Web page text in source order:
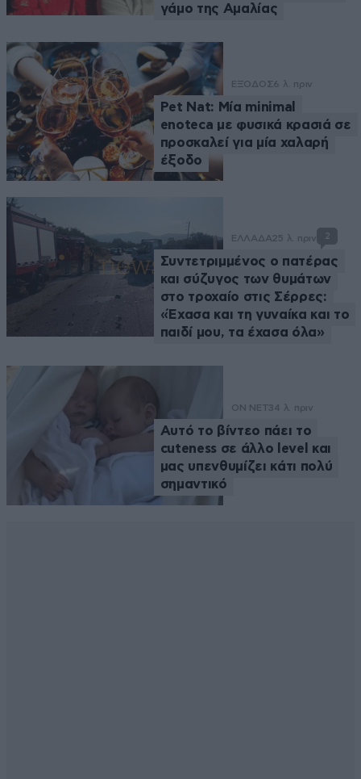
γάμο της Αμαλίας
ΕΞΟΔΟΣ6 λ. πριν
Pet Nat: Μία minimal
enoteca με φυσικά κρασιά σε
προσκαλεί για μία χαλαρή
έξοδο
ΕΛΛΑΔΑ25 λ. πριν 2
Συντετριμμένος ο πατέρας
και σύζυγος των θυμάτων
στο τροχαίο στις Σέρρες:
«Έχασα και τη γυναίκα και το
παιδί μου, τα έχασα όλα»
ON NET34 λ. πριν
Αυτό το βίντεο πάει το
cuteness σε άλλο level και
μας υπενθυμίζει κάτι πολύ
σημαντικό